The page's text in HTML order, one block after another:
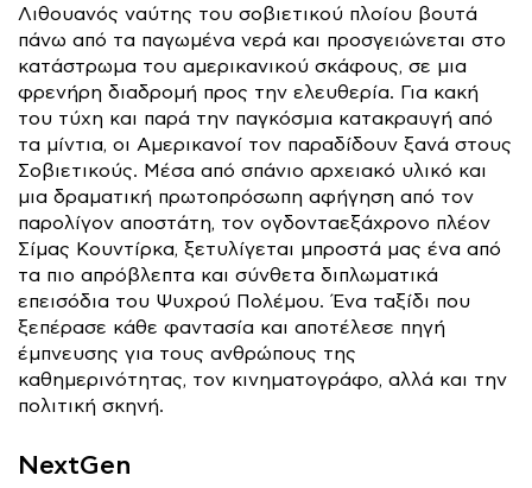
Λιθουανός ναύτης του σοβιετικού πλοίου βουτά
πάνω από τα παγωμένα νερά και προσγειώνεται στο
κατάστρωμα του αμερικανικού σκάφους, σε μια
φρενήρη διαδρομή προς την ελευθερία. Για κακή
του τύχη και παρά την παγκόσμια κατακραυγή από
τα μίντια, οι Αμερικανοί τον παραδίδουν ξανά στους
Σοβιετικούς. Μέσα από σπάνιο αρχειακό υλικό και
μια δραματική πρωτοπρόσωπη αφήγηση από τον
παρολίγον αποστάτη, τον ογδονταεξάχρονο πλέον
Σίμας Κουντίρκα, ξετυλίγεται μπροστά μας ένα από
τα πιο απρόβλεπτα και σύνθετα διπλωματικά
επεισόδια του Ψυχρού Πολέμου. Ένα ταξίδι που
ξεπέρασε κάθε φαντασία και αποτέλεσε πηγή
έμπνευσης για τους ανθρώπους της
καθημερινότητας, τον κινηματογράφο, αλλά και την
πολιτική σκηνή.
NextGen